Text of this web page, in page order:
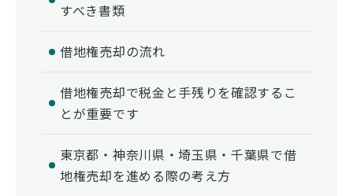
すべき書類
借地権売却の流れ
借地権売却で税金と手残りを確認するこ
とが重要です
東京都・神奈川県・埼玉県・千葉県で借
地権売却を進める際の考え方